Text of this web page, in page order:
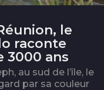
le
raconte
3000 ans
au sud de l’île, le
par sa couleur